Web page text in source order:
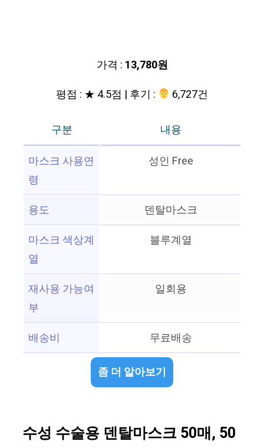
가격 : 13,780원
평점 : ★ 4.5점 | 후기 :
‍‍ 6,727건
구분
내용
마스크 사용연
령
성인 Free
용도
덴탈마스크
마스크 색상계
열
블루계열
재사용 가능여
부
일회용
배송비 무료배송
좀 더 알아보기
수성 수술용 덴탈마스크 50매, 50